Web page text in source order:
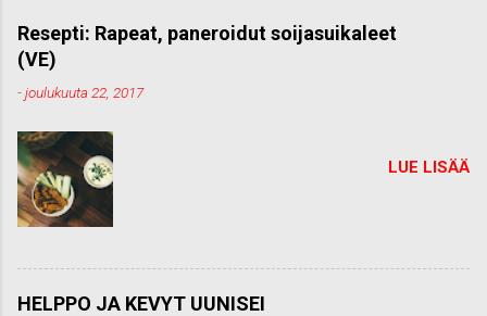
m
e
n
t
Resepti: Rapeat, paneroidut soijasuikaleet
(VE)
-joulukuuta 22, 2017
LUE LISÄÄ
HELPPO JA KEVYT UUNISEI